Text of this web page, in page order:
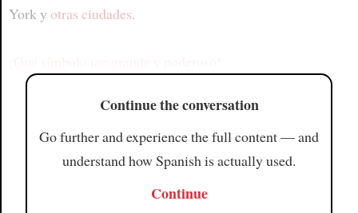
York y otras ciudades.
Continue the conversation
Go further and experience the full content — and
understand how Spanish is actually used.
Continue